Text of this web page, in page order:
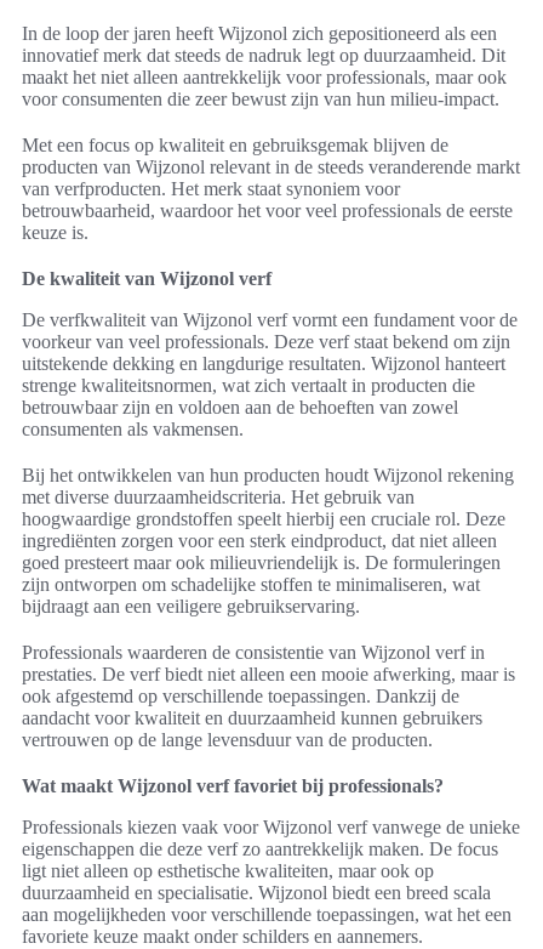
In de loop der jaren heeft Wijzonol zich gepositioneerd als een
innovatief merk dat steeds de nadruk legt op duurzaamheid. Dit
maakt het niet alleen aantrekkelijk voor professionals, maar ook
voor consumenten die zeer bewust zijn van hun milieu-impact.
Met een focus op kwaliteit en gebruiksgemak blijven de
producten van Wijzonol relevant in de steeds veranderende markt
van verfproducten. Het merk staat synoniem voor
betrouwbaarheid, waardoor het voor veel professionals de eerste
keuze is.
De kwaliteit van Wijzonol verf
De verfkwaliteit van Wijzonol verf vormt een fundament voor de
voorkeur van veel professionals. Deze verf staat bekend om zijn
uitstekende dekking en langdurige resultaten. Wijzonol hanteert
strenge kwaliteitsnormen, wat zich vertaalt in producten die
betrouwbaar zijn en voldoen aan de behoeften van zowel
consumenten als vakmensen.
Bij het ontwikkelen van hun producten houdt Wijzonol rekening
met diverse duurzaamheidscriteria. Het gebruik van
hoogwaardige grondstoffen speelt hierbij een cruciale rol. Deze
ingrediënten zorgen voor een sterk eindproduct, dat niet alleen
goed presteert maar ook milieuvriendelijk is. De formuleringen
zijn ontworpen om schadelijke stoffen te minimaliseren, wat
bijdraagt aan een veiligere gebruikservaring.
Professionals waarderen de consistentie van Wijzonol verf in
prestaties. De verf biedt niet alleen een mooie afwerking, maar is
ook afgestemd op verschillende toepassingen. Dankzij de
aandacht voor kwaliteit en duurzaamheid kunnen gebruikers
vertrouwen op de lange levensduur van de producten.
Wat maakt Wijzonol verf favoriet bij professionals?
Professionals kiezen vaak voor Wijzonol verf vanwege de unieke
eigenschappen die deze verf zo aantrekkelijk maken. De focus
ligt niet alleen op esthetische kwaliteiten, maar ook op
duurzaamheid en specialisatie. Wijzonol biedt een breed scala
aan mogelijkheden voor verschillende toepassingen, wat het een
favoriete keuze maakt onder schilders en aannemers.